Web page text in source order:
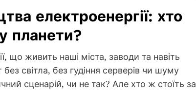
електроенергії: хто
планети?
що живить наші міста, заводи та навіть
світла, без гудіння серверів чи шуму
сценарій, чи не так? Але хто ж стоїть за